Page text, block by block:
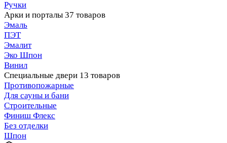
Ручки
Арки и порталы 37 товаров
Эмаль
ПЭТ
Эмалит
Эко Шпон
Винил
Специальные двери 13 товаров
Противопожарные
Для сауны и бани
Строительные
Финиш Флекс
Без отделки
Шпон